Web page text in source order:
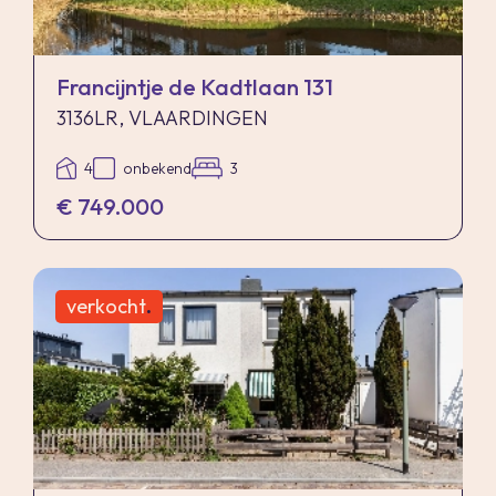
makelaar heeft koper doorverwezen naar de
gemeente Vlaardingen omtrent de
desbetreffende regelgeving.
Verkoper noch verkopend makelaar aanvaarden
geen enkele aansprakelijkheid voor geleden
schade wegens het niet juist naleven van deze
zelfbewoningsplicht.
Gunning
Verkoper behoudt zich uitdrukkelijk het recht
voor het object te gunnen aan de gegadigde van
zijn keuze.
Nadrukkelijk zij vermeld dat alle informatie in
Francijntje de Kadtlaan 131
3136LR, VLAARDINGEN
4 onbekend 3
€ 749.000
verkocht.